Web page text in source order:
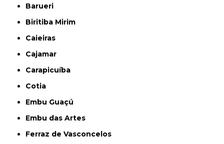
Barueri
Biritiba Mirim
Caieiras
Cajamar
Carapicuíba
Cotia
Embu Guaçú
Embu das Artes
Ferraz de Vasconcelos